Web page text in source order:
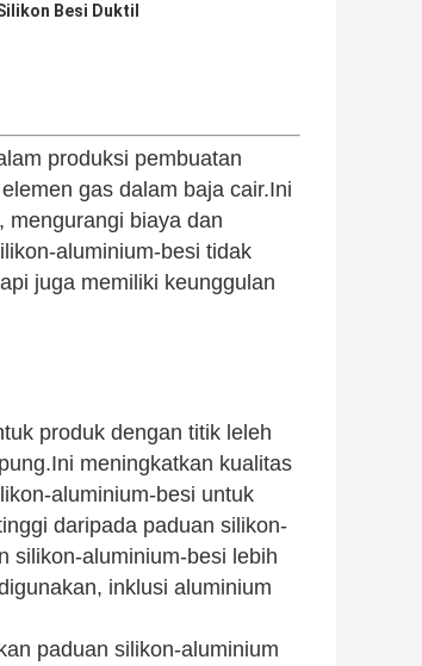
Besi Duktil
produksi pembuatan
gas dalam baja cair.Ini
mengurangi biaya dan
aluminium-besi tidak
juga memiliki keunggulan
produk dengan titik leleh
meningkatkan kualitas
aluminium-besi untuk
daripada paduan silikon-
silikon-aluminium-besi lebih
inklusi aluminium
paduan silikon-aluminium